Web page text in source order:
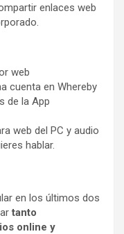
enlaces web
web
cuenta en Whereby
de la App
web del PC y audio
hablar.
en los últimos dos
tanto
online y